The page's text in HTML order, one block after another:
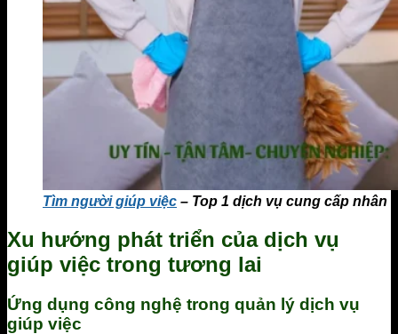
Tìm người giúp việc – Top 1 dịch vụ cung cấp nhân
Xu hướng phát triển của dịch vụ
giúp việc trong tương lai
Ứng dụng công nghệ trong quản lý dịch vụ
giúp việc